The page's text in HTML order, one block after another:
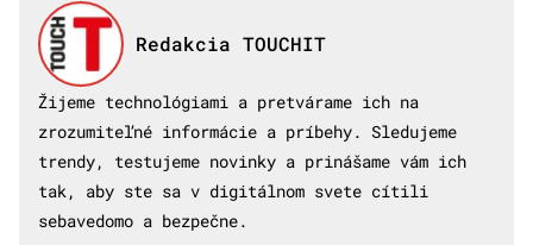
Redakcia TOUCHIT
Žijeme technológiami a pretvárame ich na
zrozumiteľné informácie a príbehy. Sledujeme
trendy, testujeme novinky a prinášame vám ich
tak, aby ste sa v digitálnom svete cítili
sebavedomo a bezpečne.